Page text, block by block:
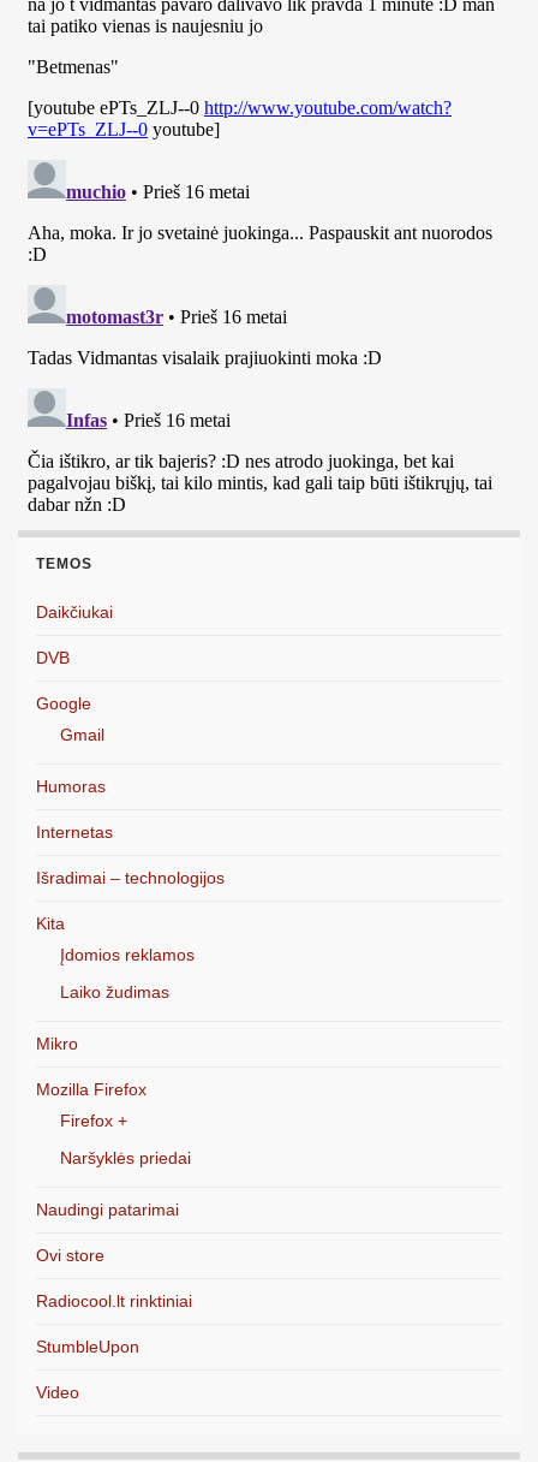
TEMOS
Daikčiukai
DVB
Google
Gmail
Humoras
Internetas
Išradimai – technologijos
Kita
Įdomios reklamos
Laiko žudimas
Mikro
Mozilla Firefox
Firefox +
Naršyklės priedai
Naudingi patarimai
Ovi store
Radiocool.lt rinktiniai
StumbleUpon
Video